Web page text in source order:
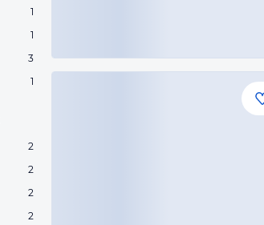
1
1
3
1
2
2
2
2